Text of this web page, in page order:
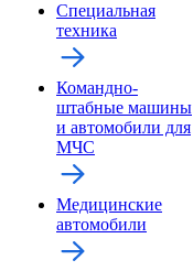
Специальная
техника
Командно-
штабные машины
и автомобили для
МЧС
Медицинские
автомобили